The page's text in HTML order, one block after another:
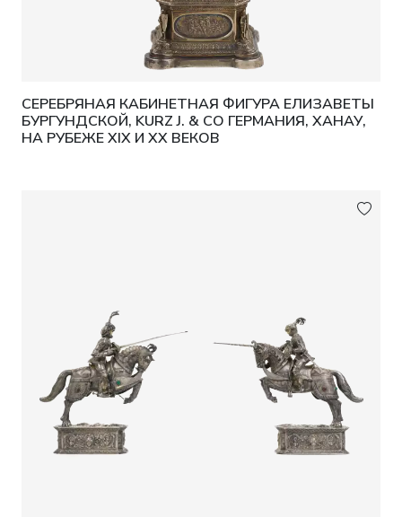
СЕРЕБРЯНАЯ КАБИНЕТНАЯ ФИГУРА ЕЛИЗАВЕТЫ
БУРГУНДСКОЙ, KURZ J. & CO ГЕРМАНИЯ, ХАНАУ,
НА РУБЕЖЕ XIX И XX ВЕКОВ